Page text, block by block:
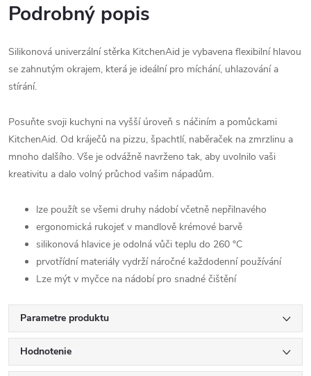
Podrobný popis
Silikonová univerzální stěrka KitchenAid je vybavena flexibilní hlavou
se zahnutým okrajem, která je ideální pro míchání, uhlazování a
stírání.
Posuňte svoji kuchyni na vyšší úroveň s náčiním a pomůckami
KitchenAid. Od kráječů na pizzu, špachtlí, naběraček na zmrzlinu a
mnoho dalšího. Vše je odvážně navrženo tak, aby uvolnilo vaši
kreativitu a dalo volný průchod vašim nápadům.
lze použít se všemi druhy nádobí včetně nepřilnavého
ergonomická rukojeť v mandlově krémové barvě
silikonová hlavice je odolná vůči teplu do 260 °C
prvotřídní materiály vydrží náročné každodenní používání
Lze mýt v myčce na nádobí pro snadné čištění
Parametre produktu
Hodnotenie